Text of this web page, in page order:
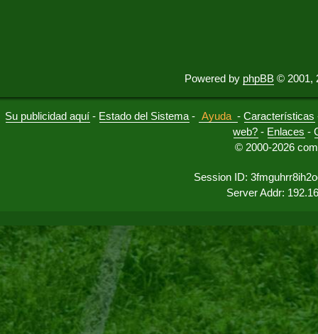
Powered by phpBB © 2001,
Su publicidad aquí - Estado del Sistema - Ayuda -Características
web? - Enlaces -
© 2000-2026
Session ID:
Server Addr: